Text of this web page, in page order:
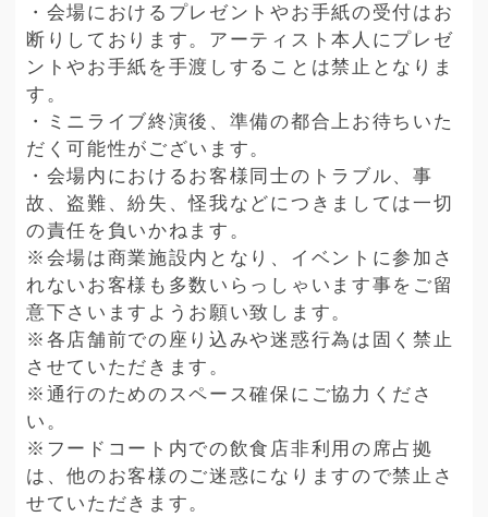
・会場におけるプレゼントやお手紙の受付はお
断りしております。アーティスト本人にプレゼ
ントやお手紙を手渡しすることは禁止となりま
す。
・ミニライブ終演後、準備の都合上お待ちいた
だく可能性がございます。
・会場内におけるお客様同士のトラブル、事
故、盗難、紛失、怪我などにつきましては一切
の責任を負いかねます。
※会場は商業施設内となり、イベントに参加さ
れないお客様も多数いらっしゃいます事をご留
意下さいますようお願い致します。
※各店舗前での座り込みや迷惑行為は固く禁止
させていただきます。
※通行のためのスペース確保にご協力くださ
い。
※フードコート内での飲食店非利用の席占拠
は、他のお客様のご迷惑になりますので禁止さ
せていただきます。